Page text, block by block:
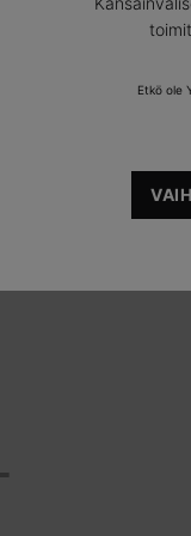
Etkö ole